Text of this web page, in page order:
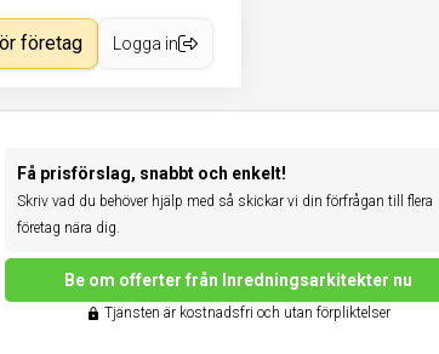
företag Logga in
Få prisförslag, snabbt och enkelt!
Skriv vad du behöver hjälp med så skickar vi din förfrågan till flera
företag nära dig.
Be om offerter från Inredningsarkitekter nu
Tjänsten är kostnadsfri och utan förpliktelser